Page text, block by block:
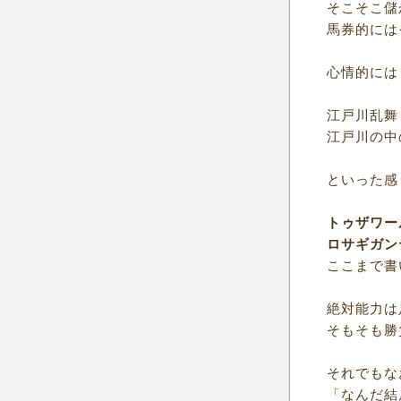
そこそこ
馬券的に
心情的には
江戸川乱
江戸川の
といった
トゥザワ
ロサギガ
ここまで
絶対能力
そもそも
それでも
「なんだ